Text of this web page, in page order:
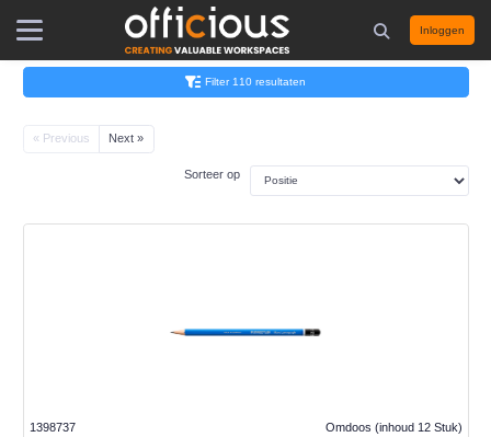
Inloggen
Filter 110 resultaten
« Previous Next »
Sorteer op
Omdoos (inhoud 12 Stuk)
1398737